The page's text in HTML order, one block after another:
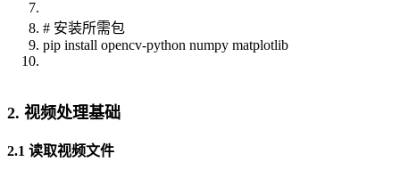
# 安装所需包
pip install opencv-python numpy matplotlib
2. 视频处理基础
2.1 读取视频文件